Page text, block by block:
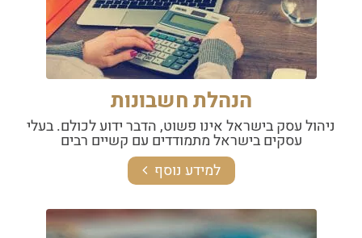
הנהלת חשבונות
ניהול עסק בישראל אינו פשוט, הדבר ידוע לכולם. בעלי
עסקים בישראל מתמודדים עם קשיים רבים
למידע נוסף